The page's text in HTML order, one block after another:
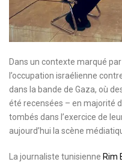
Dans un contexte marqué
l’occupation israélienne
dans la bande de Gaza, où
été recensées – en majorité
tombés dans l’exercice de
aujourd’hui la scène
La journaliste tunisienne Rim